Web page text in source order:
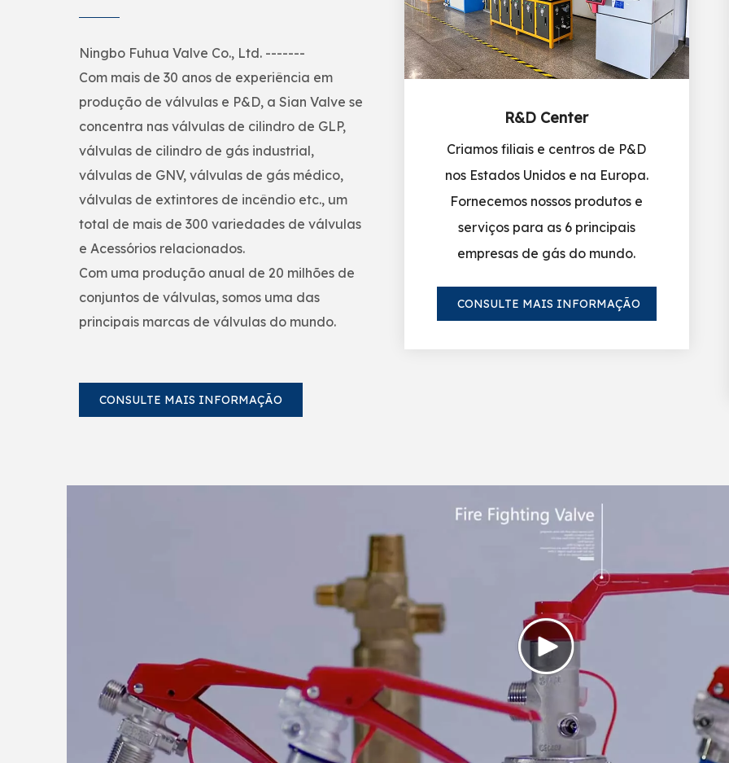
Ningbo Fuhua Valve Co., Ltd. -------
Com mais de 30 anos de experiência em
produção de válvulas e P&D, a Sian Valve se
concentra nas válvulas de cilindro de GLP,
válvulas de cilindro de gás industrial,
válvulas de GNV, válvulas de gás médico,
válvulas de extintores de incêndio etc., um
total de mais de 300 variedades de válvulas
e Acessórios relacionados.
Com uma produção anual de 20 milhões de
conjuntos de válvulas, somos uma das
principais marcas de válvulas do mundo.
CONSULTE MAIS INFORMAÇÃO
R&D Center
Criamos filiais e centros de P&D
nos Estados Unidos e na Europa.
Fornecemos nossos produtos e
serviços para as 6 principais
empresas de gás do mundo.
CONSULTE MAIS INFORMAÇÃO